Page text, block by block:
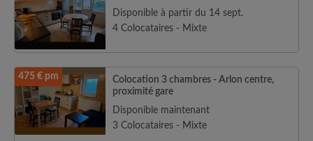
Disponible à partir du 14 sept.
4 Colocataires - Mixte
475 € pm
Colocation 3 chambres - Arlon centre,
proximité gare
Disponible maintenant
3 Colocataires - Mixte